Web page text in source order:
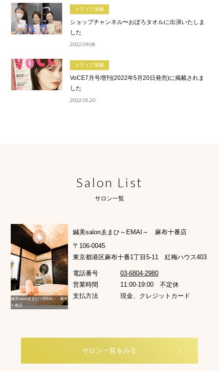
メディア掲載
ショップチャンネル〜おぼろタオルに出演いたしま
した
2022.09.08
メディア掲載
VoCE7月号増刊(2022年5月20日発売)に掲載されま
した
2022.05.20
Salon List
サロン一覧
鍼美salonゑまひ～EMAI～ 麻布
十番店
鍼美salonゑまひ～EMAI～ 麻布十番店
〒106-0045
東京都港区麻布十番1丁目5-11 紅梅ハウス403
電話番号
03-6804-2980
営業時間
11:00-19:00 不定休
支払方法
現金、クレジットカード
サロン一覧をみる